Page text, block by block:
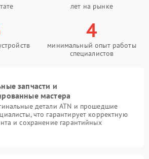
лет на рынке
4
минимальный опыт работы
специалистов
запчасти и
мастера
детали ATN и прошедшие
что гарантирует корректную
и сохранение гарантийных